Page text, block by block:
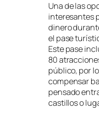
Una de las
interesantes
dinero
el pase
Este pase
80
público, por
compensar
pensado
castillos o